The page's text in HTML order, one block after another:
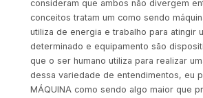
consideram que ambos não divergem
conceitos tratam um como sendo
utiliza de energia e trabalho para atingir
determinado e equipamento são
que o ser humano utiliza para realizar
dessa variedade de entendimentos, eu
MÁQUINA como sendo algo maior que